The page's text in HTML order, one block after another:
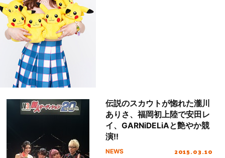
伝説のスカウトが惚れた瀧川
ありさ、福岡初上陸で安田レ
イ、GARNiDELiAと艶やか競
演!!
NEWS 2015.03.10